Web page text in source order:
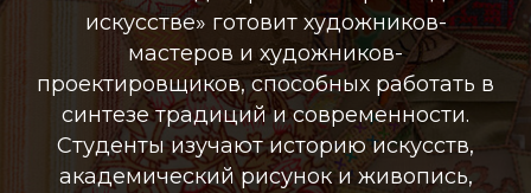
искусстве» готовит художников-
мастеров и художников-
проектировщиков, способных работать в
синтезе традиций и современности.
Студенты изучают историю искусств,
академический рисунок и живопись,